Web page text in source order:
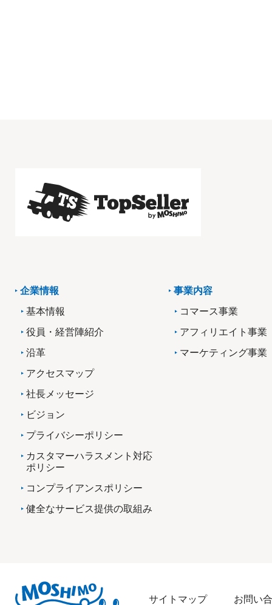
企業情報
基本情報
役員・経営陣紹介
沿革
アクセスマップ
社長メッセージ
ビジョン
プライバシーポリシー
カスタマーハラスメント対応
ポリシー
コンプライアンスポリシー
健全なサービス提供の取組み
事業内容
コマース事業
アフィリエイト事業
マーケティング事業
サイトマップ お問い